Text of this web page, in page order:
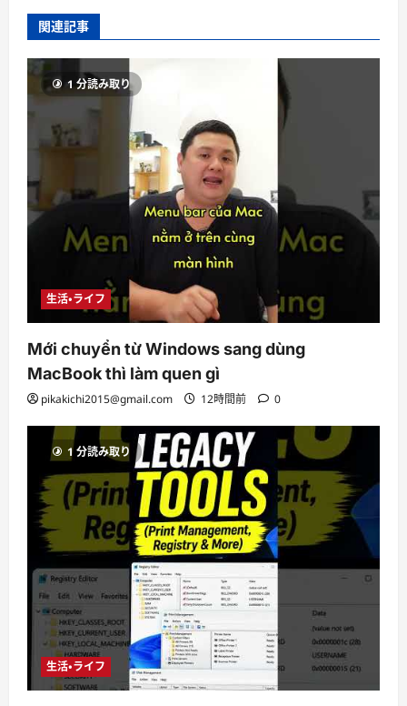
関連記事
1 分読み取り
生活・ライフ
Mới chuyển từ Windows sang dùng
MacBook thì làm quen gì
pikakichi2015@gmail.com 12時間前 0
1 分読み取り
生活・ライフ